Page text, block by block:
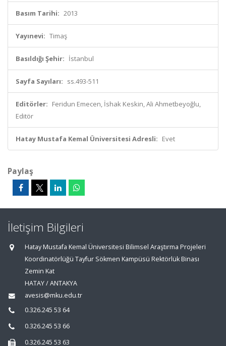
Basım Tarihi: 2013
Yayınevi: Timaş
Basıldığı Şehir: İstanbul
Sayfa Sayıları: ss.493-511
Editörler: Feridun Emecen, İshak Keskin, Ali Ahmetbeyoğlu,
Editör
Hatay Mustafa Kemal Üniversitesi Adresli: Evet
Paylaş
İletişim Bilgileri
Hatay Mustafa Kemal Üniversitesi Bilimsel Araştırma Projeleri
Koordinatörlüğü Tayfur Sökmen Kampüsü Rektörlük Binası
Zemin Kat
HATAY / ANTAKYA
avesis@mku.edu.tr
0.326.245 53 64
0.326.245 53 66
0.326.245 53 63